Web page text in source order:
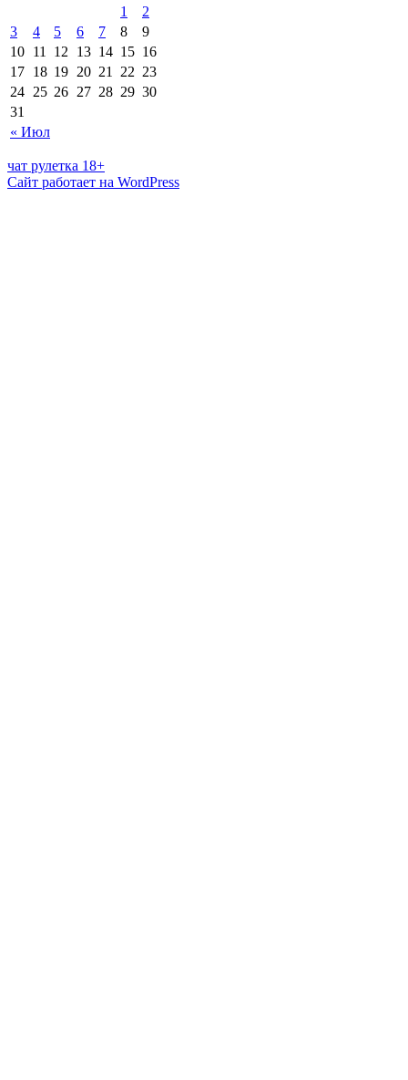
« Июл
1
2
3
4 5 6 7 8
9
10 11 12 13 14 15 16
17 18 19 20 21 22 23
24 25 26 27 28 29 30
31
чат рулетка 18+
Сайт работает на WordPress